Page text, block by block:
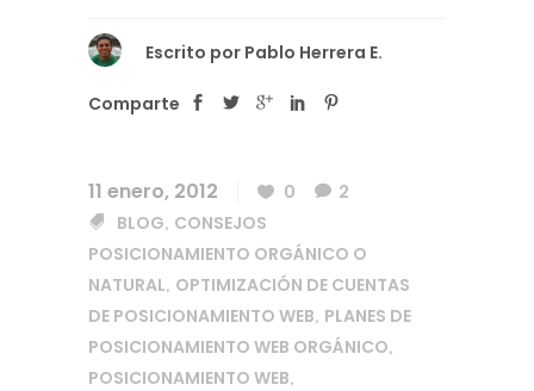
Escrito por Pablo Herrera E.
Comparte
11 enero, 2012 0
2
BLOG, CONSEJOS
POSICIONAMIENTO ORGÁNICO O
NATURAL, OPTIMIZACIÓN DE CUENTAS
DE POSICIONAMIENTO WEB, PLANES DE
POSICIONAMIENTO WEB ORGÁNICO,
POSICIONAMIENTO WEB,